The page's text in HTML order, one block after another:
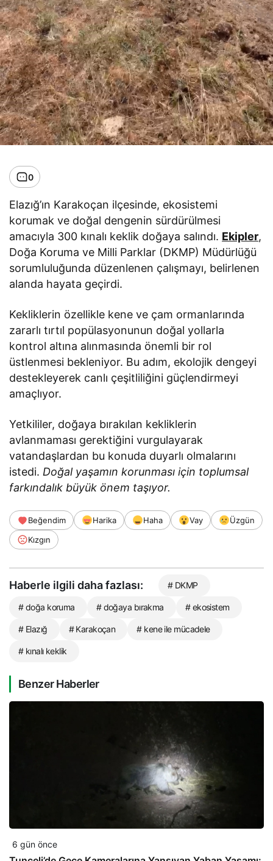
0
Elazığ’ın Karakoçan ilçesinde, ekosistemi
korumak ve doğal dengenin sürdürülmesi
amacıyla 300 kınalı keklik doğaya salındı. Ekipler,
Doğa Koruma ve Milli Parklar (DKMP) Müdürlüğü
sorumluluğunda düzenlenen çalışmayı, belirlenen
alanda hayata geçirdi.
Kekliklerin özellikle kene ve çam ormanlarında
zararlı tırtıl popülasyonunun doğal yollarla
kontrol altına alınmasında önemli bir rol
üstlenmesi bekleniyor. Bu adım, ekolojik dengeyi
destekleyerek canlı çeşitliliğini güçlendirmeyi
amaçlıyor.
Yetkililer, doğaya bırakılan kekliklerin
avlanmaması gerektiğini vurgulayarak
vatandaşlardan bu konuda duyarlı olmalarını
istedi.Doğal yaşamın korunması için toplumsal
farkındalık büyük önem taşıyor.
Beğendim Harika Haha Vay
Üzgün
Kızgın
Haberle ilgili daha fazlası: # DKMP
# doğa koruma # doğaya bırakma # ekosistem
# Elazığ # Karakoçan # kene ile mücadele
# kınalı keklik
Benzer Haberler
6 gün önce